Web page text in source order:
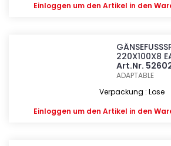
Einloggen um den Artikel in den
220X100X8
Art.Nr.
ADAPTABLE
Verpackung : Lose
Einloggen um den Artikel in den